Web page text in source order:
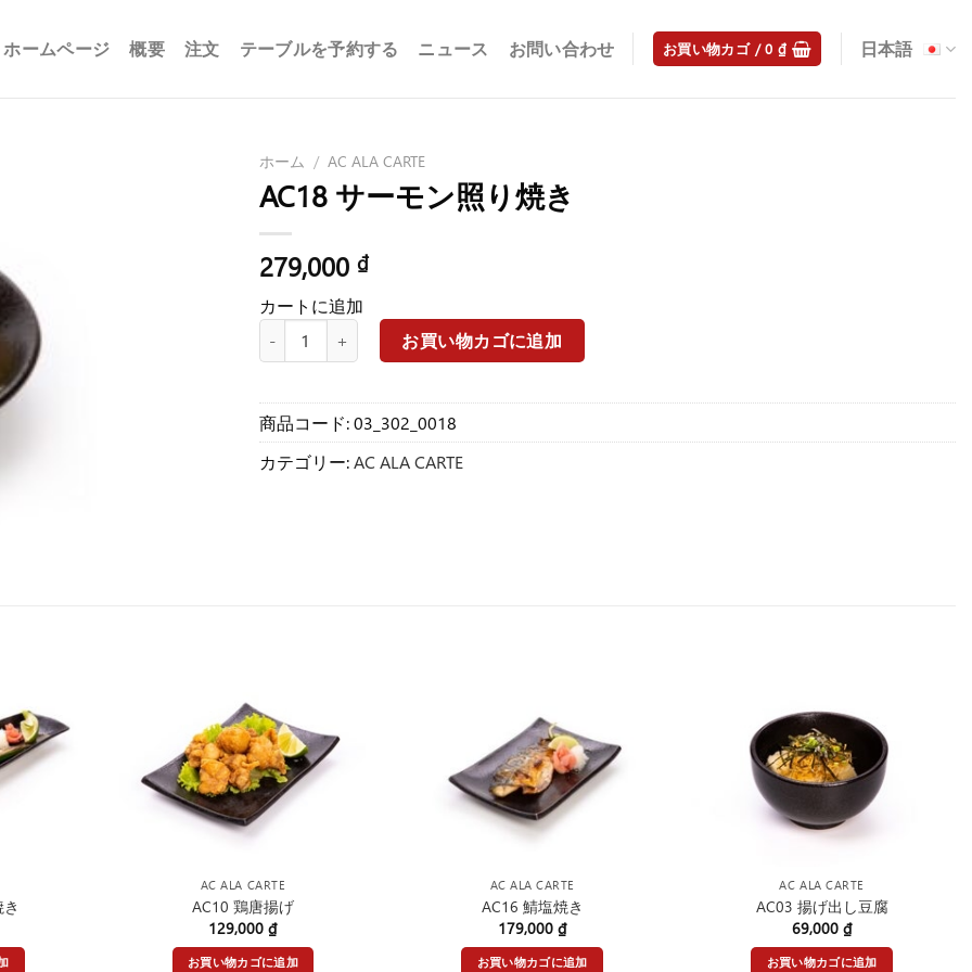
ホームページ 概要 注文 テーブルを予約する ニュース お問い合わせ お買い物カゴ /0₫ 日本語
ホーム / AC ALA CARTE
AC18 サーモン照り焼き
279,000 ₫
カートに追加
AC18 サーモン照り焼き個お買い物カゴに追加
商品コード:03_302_0018
カテゴリー:AC ALA CARTE
AC ALA CARTE
AC10 鶏唐揚げ
129,000₫
お買い物カゴに追加
AC ALA CARTE
AC16 鯖塩焼き
179,000₫
お買い物カゴに追加
AC ALA CARTE
AC03 揚げ出し豆腐
69,000₫
お買い物カゴに追加